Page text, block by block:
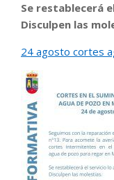
Se restablecerá
Disculpen las
24 agosto cortes